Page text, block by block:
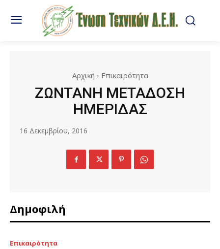
Αρχική Επικαιρότητα
ΖΩΝΤΑΝΗ ΜΕΤΑΔΟΣΗ
ΗΜΕΡΙΔΑΣ
16 Δεκεμβρίου, 2016
Δημοφιλή
Επικαιρότητα